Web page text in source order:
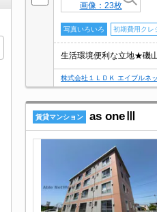
画像：23枚
写真いろいろ 初期費用クレ
生活環境便利な立地★磯
株式会社１ＬＤＫ エイブルネ
賃貸マンション as oneⅢ